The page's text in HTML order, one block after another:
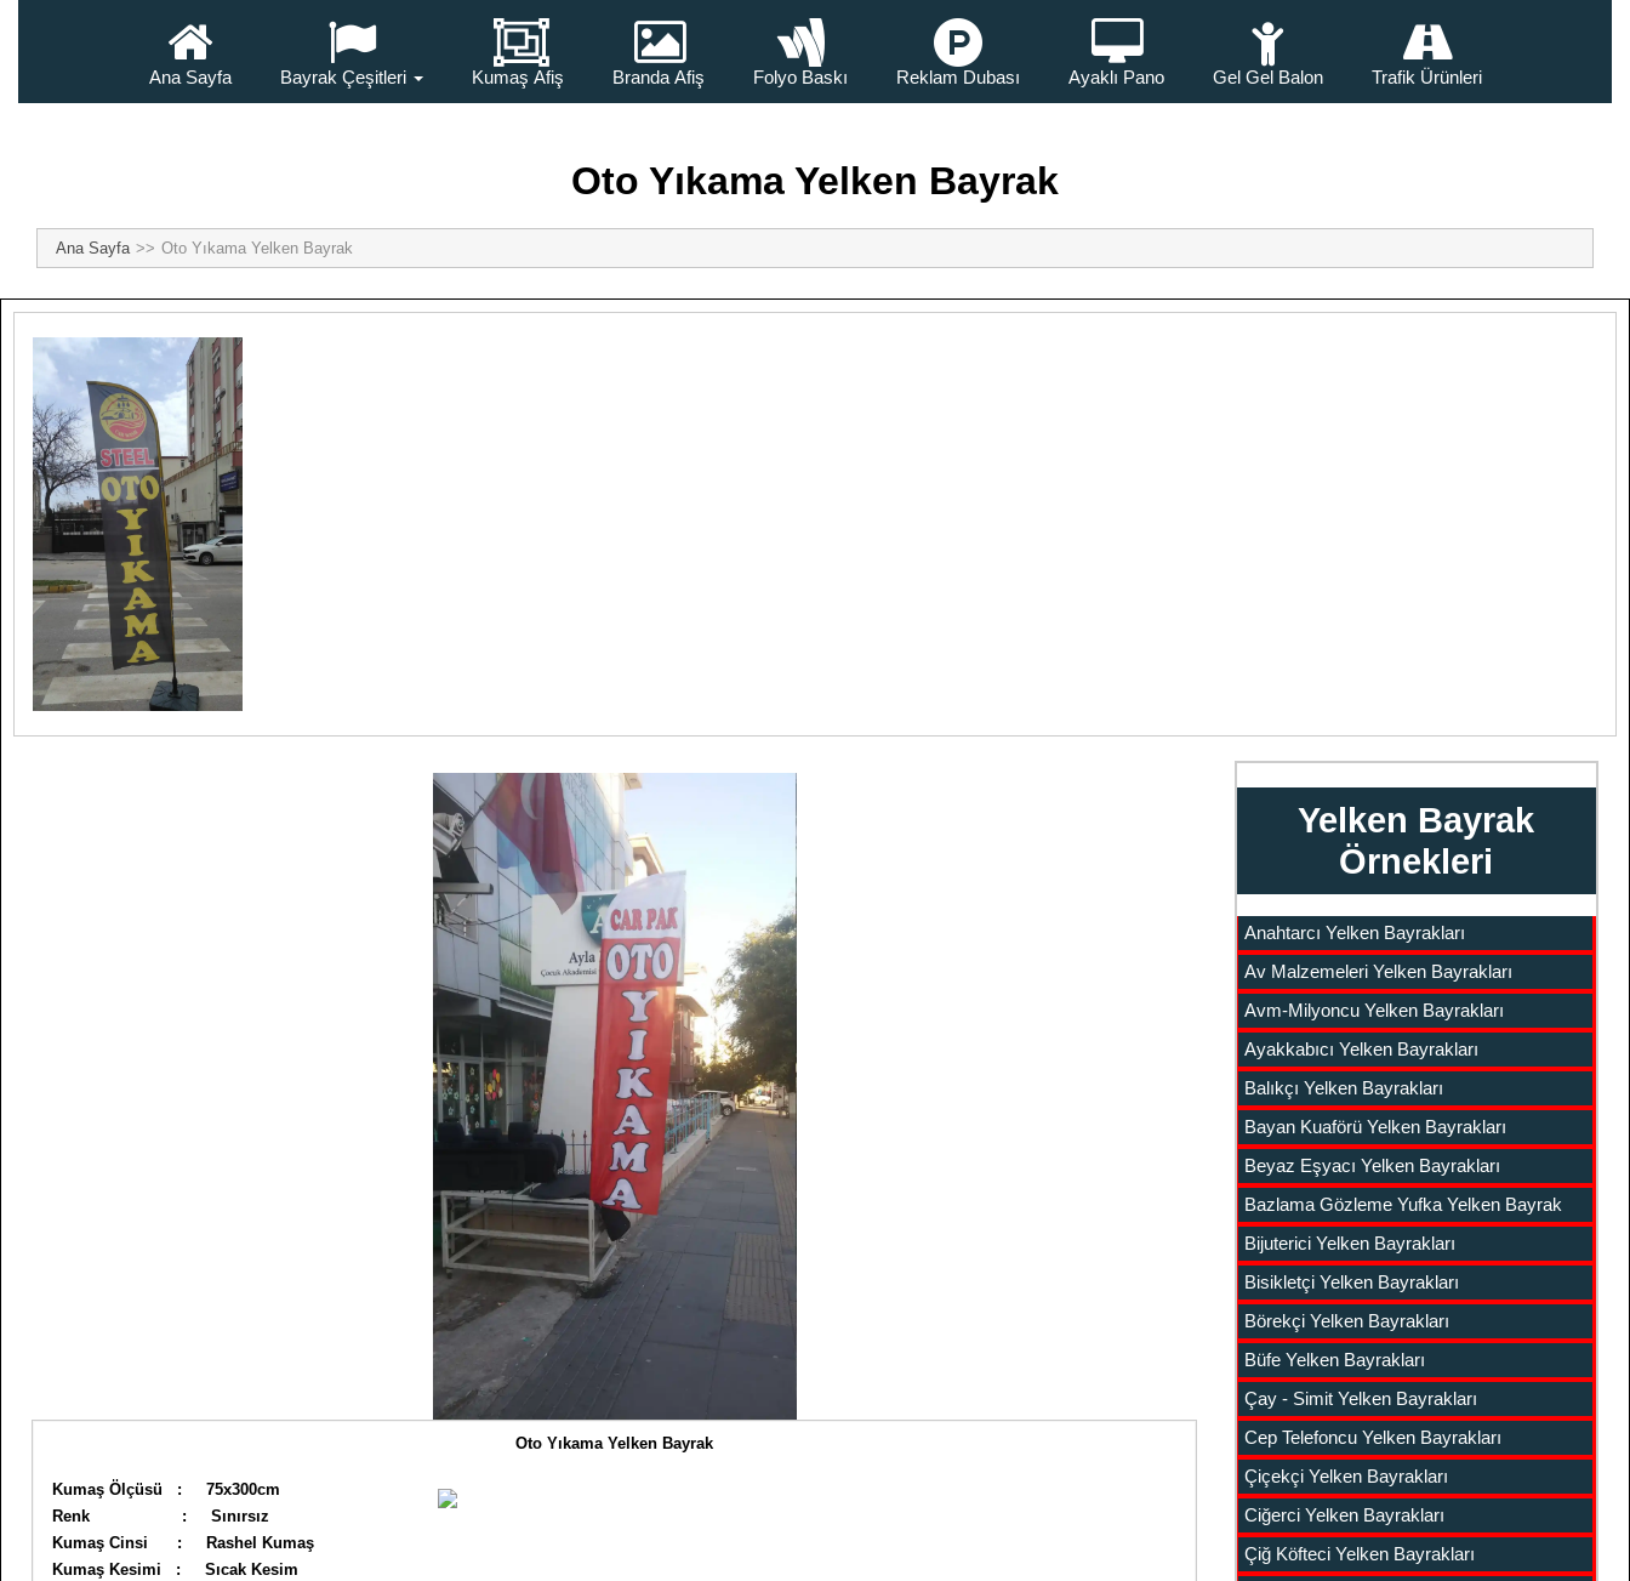
Oto Yıkama Yelken Bayrak
Ana Sayfa Oto Yıkama Yelken Bayrak
Ana Sayfa Bayrak Çeşitleri Kumaş Afiş Branda Afiş Folyo Baskı Reklam Dubası Ayaklı Pano Gel Gel Balon Trafik Ürünleri
Oto Yıkama Yelken Bayrak
Kumaş Ölçüsü : 75x300cm
Renk : Sınırsız
Kumaş Cinsi : Rashel Kumaş
Kumaş Kesimi : Sıcak Kesim
Yelken Bayrak
Örnekleri
Anahtarcı Yelken Bayrakları
Av Malzemeleri Yelken Bayrakları
Avm-Milyoncu Yelken Bayrakları
Ayakkabıcı Yelken Bayrakları
Balıkçı Yelken Bayrakları
Bayan Kuaförü Yelken Bayrakları
Beyaz Eşyacı Yelken Bayrakları
Bazlama Gözleme Yufka Yelken Bayrak
Bijuterici Yelken Bayrakları
Bisikletçi Yelken Bayrakları
Börekçi Yelken Bayrakları
Büfe Yelken Bayrakları
Çay - Simit Yelken Bayrakları
Cep Telefoncu Yelken Bayrakları
Çiçekçi Yelken Bayrakları
Ciğerci Yelken Bayrakları
Çiğ Köfteci Yelken Bayrakları